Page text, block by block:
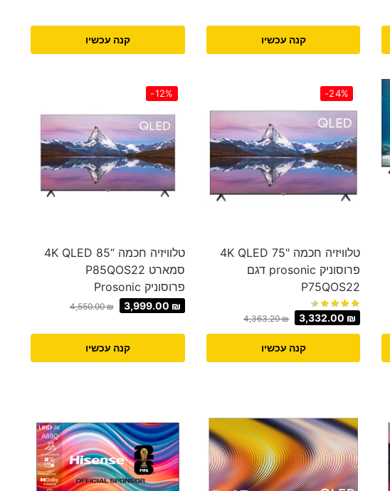
קנה עכשיו קנה עכשיו
-24%
טלוויזיה חכמה "75 4K QLED
פרוסוניק prosonic דגם
P75QOS22
4,363.20₪ 3,332.00 ₪
קנה עכשיו
-12%
טלוויזיה חכמה “85 4K QLED
סמארט P85QOS22
פרוסוניק Prosonic
4,550.00₪ 3,999.00 ₪
קנה עכשיו